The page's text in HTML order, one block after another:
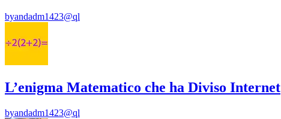
byandadm1423@ql
L’enigma Matematico che ha Diviso Internet
byandadm1423@ql